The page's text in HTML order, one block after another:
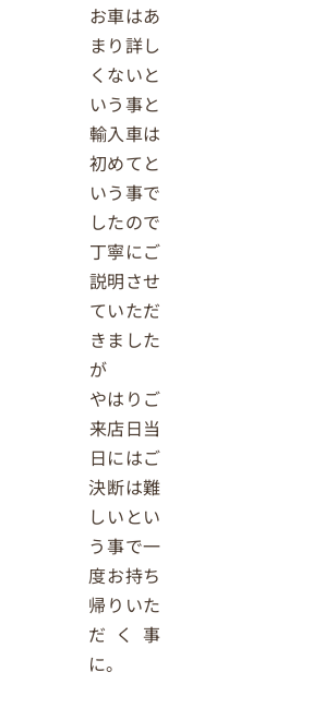
お車はあ
まり詳し
くないと
いう事と
輸入車は
初めてと
いう事で
したので
丁寧にご
説明させ
ていただ
きました
が
やはりご
来店日当
日にはご
決断は難
しいとい
う事で一
度お持ち
帰りいた
だく事
に。